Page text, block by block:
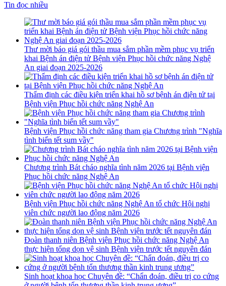
Tin đọc nhiều
Thư mời báo giá gói thầu mua sắm phần mềm phục vụ triển
khai Bệnh án điện tử Bệnh viện Phục hồi chức năng Nghệ
An giai đoạn 2025-2026
Thẩm định các điều kiện triển khai hồ sơ bệnh án điện tử tại
Bệnh viện Phục hồi chức năng Nghệ An
Bệnh viện Phục hồi chức năng tham gia Chương trình "Nghĩa
tình biển tết sum vầy"
Chương trình Bát cháo nghĩa tình năm 2026 tại Bệnh viện
Phục hồi chức năng Nghệ An
Bệnh viện Phục hồi chức năng Nghệ An tổ chức Hội nghị
viên chức người lao động năm 2026
Đoàn thanh niên Bệnh viện Phục hồi chức năng Nghệ An
thực hiện tổng dọn vệ sinh Bệnh viện trước tết nguyên đán
Sinh hoạt khoa học Chuyên đề: “Chẩn đoán, điều trị co cứng